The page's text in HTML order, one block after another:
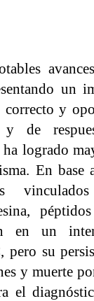
un
y
y de
logrado
En
en un
su
y muerte
el